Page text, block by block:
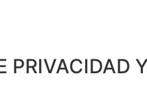
PRIVACIDAD